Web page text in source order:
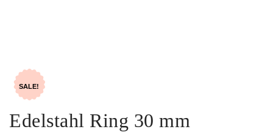
SALE!
Edelstahl Ring 30 mm